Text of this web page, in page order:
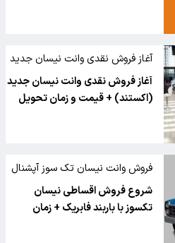
آغاز فروش نقدی وانت نیسان جدید
آغاز فروش نقدی وانت نیسان جدید
(اکستند) + قیمت و زمان تحویل
فروش وانت نیسان تک سوز آپشنال
با باربند فابریک
شروع فروش اقساطی نیسان
تکسوز با باربند فابریک + زمان